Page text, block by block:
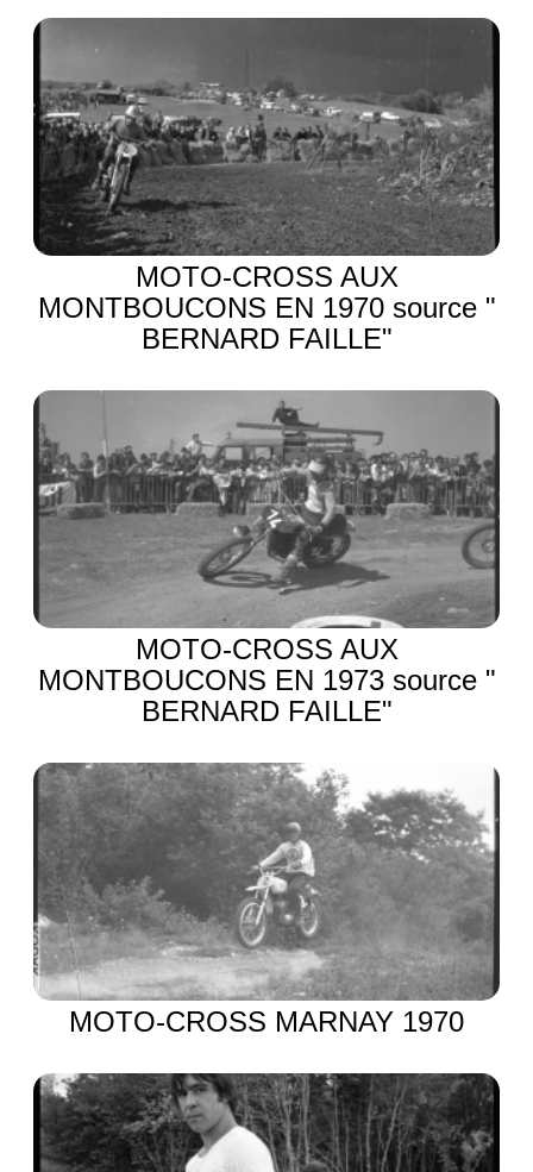
MOTO-CROSS AUX
MONTBOUCONS EN 1970 source "
BERNARD FAILLE"
MOTO-CROSS AUX
MONTBOUCONS EN 1973 source "
BERNARD FAILLE"
MOTO-CROSS MARNAY 1970